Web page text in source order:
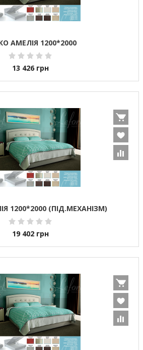
АМЕЛІЯ 1200*2000
13 426 грн
1200*2000 (ПІД.МЕХАНІЗМ)
19 402 грн